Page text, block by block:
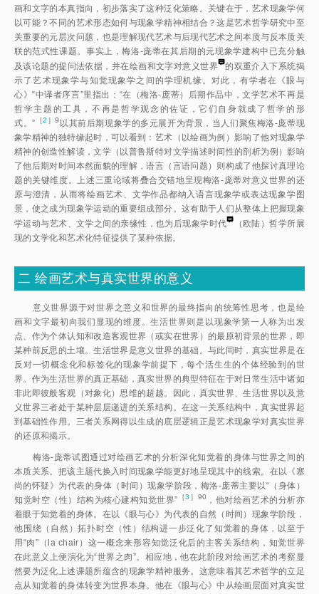
画和文字的本真指向，初步落实了这种泛化策略。关键在于，艺术现象学何
以可能？不同的艺术形态如何与现象学精神相结合？这是艺术哲学研究中至
关重要的元层次问题，也是理解现代艺术与后现代艺术之间本质与反本质关
联的范式性课题。事实上，梅洛-庞蒂在其后期的元现象学建构中已充分触
及该论题的提问法依据，并在绘画和文字对意义世界
的双重介入下系统揭
示了艺术现象学与知觉现象学之间的学理机缘。对此，有学者在《眼与
心》“中译者序言”里指出：“在（梅洛-庞蒂）后期作品中，文学艺术不再是
哲学主题的工具，不再是哲学观念的佐证，它们自身就成了哲学的形
式。” ［2 ］9 以其前后期现象学的多元展开为背景，当人们聚焦梅洛-庞蒂现
象学精神的独特缘起时，可以看到：艺术（以绘画为例）影响了他对现象学
精神的创造性解读，文学（以普鲁斯特对文学描述时间性的剖析为例）影响
了他后期对时间本然面貌的理解，语言（言语问题）则构成了他探讨真理论
题的关键维度。上述三重论域将叠合交错地呈现梅洛-庞蒂对意义世界的还
原与澄清，从而将绘画艺术、文学作品都纳入语言现象学或表达现象学图
景，使之成为现象学运动的重要组成部分。这有助于人们从整体上把握现象
学运动与艺术、文学之间的亲缘性，也为后现象学时代
（欧陆）哲学所展
现的文学化和艺术化特征提供了某种依据。
二 绘画艺术与真实世界的意义
意义世界源于对世界之意义和世界的最终指向的统筹性思考，也是绘
画和文字最初向我们显现的维度。生活世界则是以现象学第一人称为出发
点、作为个体认知和改造客观世界（或实在世界）的最原初背景的世界，即
某种前反思的土壤。生活世界是意义世界的基础。与此同时，真实世界是在
反对一切概念化和标签化的现象学前提下，每个活生生的个体经验到的世
界。作为生活世界的真正基础，真实世界的典型特征在于对日常生活中诸如
非此即彼般客观（对象化）思维的超越。因此，真实世界、生活世界以及意
义世界三者处于某种层层递进的关系结构。在这一关系结构中，真实世界起
到基础性作用。三者关系网得以生成的底层逻辑正是艺术现象学对真实世界
的还原和揭示。
梅洛-庞蒂试图通过对绘画艺术的分析深化知觉着的身体与世界之间的
本质关系。把该主题代换入时间现象学能更好地呈现其中的线索。在以《塞
尚的怀疑》为代表的身体（时间）现象学阶段，梅洛-庞蒂主要以“（身体）
知觉时空（性）结构为核心建构知觉世界” ［3 ］90 ，他对绘画艺术的分析亦
着眼于知觉着的身体。在以《眼与心》为代表的自然（时间）现象学阶段，
他围绕（自然）拓扑时空（性）结构进一步泛化了知觉着的身体，以至于
用“肉”（la chair）这一概念来形容知觉泛化后的主客关系结构，知觉世界
在此意义上便演化为“世界之肉”。相应地，他在此阶段对绘画艺术的考察显
然要为泛化上述课题所蕴含的现象学精神服务。这意味着其艺术哲学的立足
点从知觉着的身体转变为世界本身。他在《眼与心》中从绘画层面对真实世